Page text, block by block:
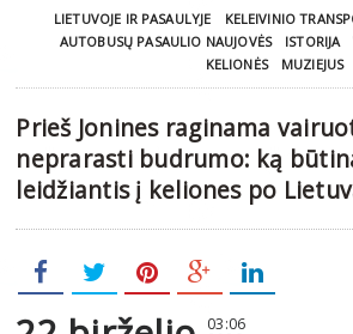
LIETUVOJE IR PASAULYJE
KELEIVINIO
AUTOBUSŲ PASAULIO NAUJOVĖS
ISTORIJA
KELIONĖS
MUZIEJUS
Prieš Jonines raginama
neprarasti budrumo: ką
leidžiantis į keliones po
03:06